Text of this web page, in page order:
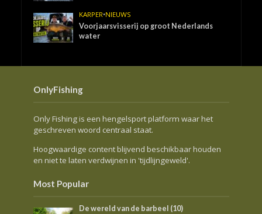
KARPER•NIEUWS
Voorjaarsvisserij op groot Nederlands
water
OnlyFishing
Only Fishing is een hengelsport platform waar het
geschreven woord centraal staat.
Hoogwaardige content blijvend beschikbaar houden
en niet te laten verdwijnen in 'tijdlijngeweld'.
Most Popular
De wereld van de barbeel (10)